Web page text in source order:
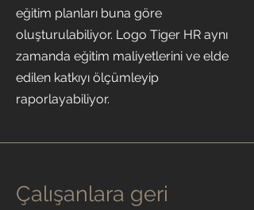
eğitim planları buna göre
oluşturulabiliyor. Logo Tiger HR aynı
zamanda eğitim maliyetlerini ve elde
edilen katkıyı ölçümleyip
raporlayabiliyor.
Çalışanlara geri